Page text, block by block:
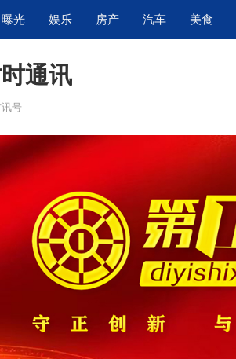
曝光 娱乐 房产 汽车 美食
通讯
讯号